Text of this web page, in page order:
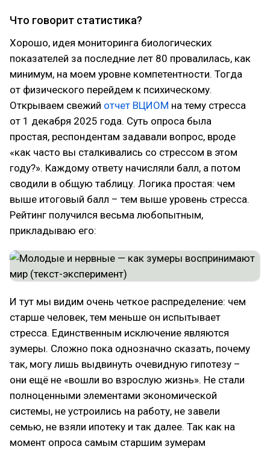
Что говорит статистика?
Хорошо, идея мониторинга биологических
показателей за последние лет 80 провалилась, как
минимум, на моем уровне компетентности. Тогда
от физического перейдем к психическому.
Открываем свежий отчет ВЦИОМ на тему стресса
от 1 декабря 2025 года. Суть опроса была
простая, респондентам задавали вопрос, вроде
«как часто вы сталкивались со стрессом в этом
году?». Каждому ответу начисляли балл, а потом
сводили в общую таблицу. Логика простая: чем
выше итоговый балл – тем выше уровень стресса.
Рейтинг получился весьма любопытным,
прикладываю его:
И тут мы видим очень четкое распределение: чем
старше человек, тем меньше он испытывает
стресса. Единственным исключение являются
зумеры. Сложно пока однозначно сказать, почему
так, могу лишь выдвинуть очевидную гипотезу –
они ещё не «вошли во взрослую жизнь». Не стали
полноценными элементами экономической
системы, не устроились на работу, не завели
семью, не взяли ипотеку и так далее. Так как на
момент опроса самым старшим зумерам